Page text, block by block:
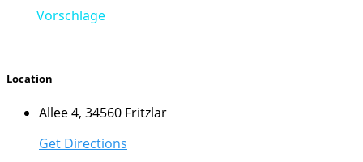
Vorschläge
Location
Allee 4, 34560 Fritzlar
Get Directions